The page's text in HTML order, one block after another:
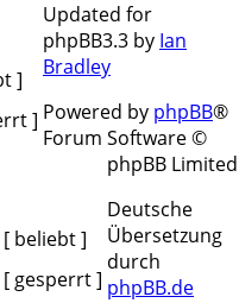
]
]
beliebt ]
gesperrt ]
Updated for
phpBB3.3 by Ian
Bradley
Powered by phpBB®
Forum Software ©
phpBB Limited
Deutsche
Übersetzung
durch
phpBB.de